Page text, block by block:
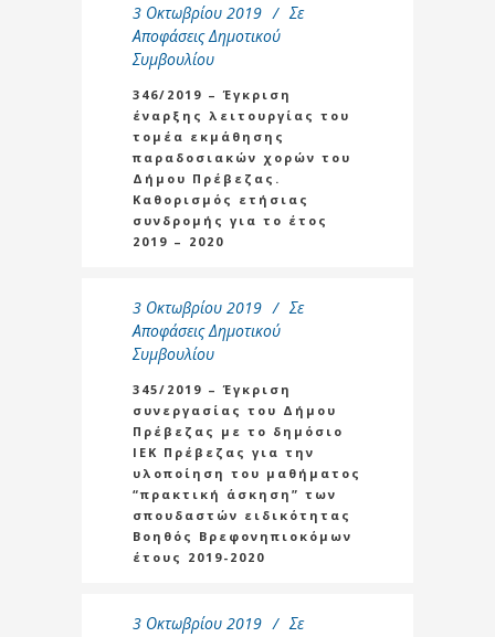
3 Οκτωβρίου 2019
Σε
Αποφάσεις Δημοτικού
Συμβουλίου
346/2019 – Έγκριση
έναρξης λειτουργίας του
τομέα εκμάθησης
παραδοσιακών χορών του
Δήμου Πρέβεζας.
Καθορισμός ετήσιας
συνδρομής για το έτος
2019 – 2020
3 Οκτωβρίου 2019
Σε
Αποφάσεις Δημοτικού
Συμβουλίου
345/2019 – Έγκριση
συνεργασίας του Δήμου
Πρέβεζας με το δημόσιο
ΙΕΚ Πρέβεζας για την
υλοποίηση του μαθήματος
“πρακτική άσκηση” των
σπουδαστών ειδικότητας
Βοηθός Βρεφονηπιοκόμων
έτους 2019-2020
3 Οκτωβρίου 2019
Σε